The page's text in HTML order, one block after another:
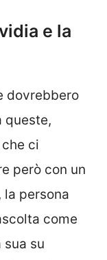
e la
dovrebbero
queste,
che ci
però con un
la persona
come
su